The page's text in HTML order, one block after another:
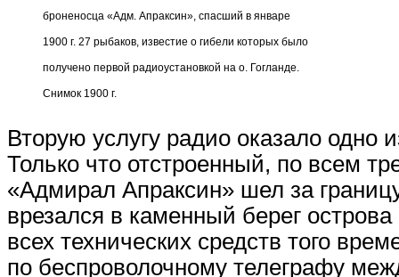
броненосца «Адм. Апраксин», спасший в январе
1900 г. 27 рыбаков, известие о гибели которых было
получено первой радиоустановкой на о. Гогланде.
Снимок 1900 г.
Вторую услугу радио оказало одно
Только что отстроенный, по всем
«Адмирал Апраксин» шел за
врезался в каменный берег
всех технических средств того
по беспроволочному телеграфу